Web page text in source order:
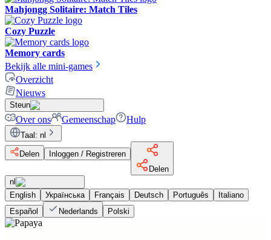
Mahjongg Solitaire: Match Tiles
Cozy Puzzle
Memory cards
Bekijk alle mini-games
Overzicht
Nieuws
Steun
Over ons Gemeenschap Hulp
Taal : nl
Delen
Inloggen / Registreren
Delen
nl
English
Українська Français Deutsch Português
Italiano
Español
Nederlands Polski